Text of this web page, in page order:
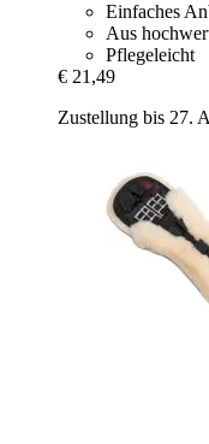
Einfaches
Aus
Pflegeleicht
€ 21,49
Zustellung bis 27.